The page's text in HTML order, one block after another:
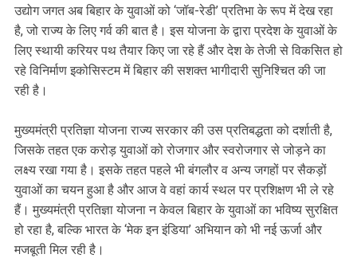
उद्योग जगत अब बिहार के युवाओं को ‘जॉब-रेडी’ प्रतिभा के रूप में देख रहा
है, जो राज्य के लिए गर्व की बात है। इस योजना के द्वारा प्रदेश के युवाओं के
लिए स्थायी करियर पथ तैयार किए जा रहे हैं और देश के तेजी से विकसित हो
रहे विनिर्माण इकोसिस्टम में बिहार की सशक्त भागीदारी सुनिश्चित की जा
रही है।
मुख्यमंत्री प्रतिज्ञा योजना राज्य सरकार की उस प्रतिबद्धता को दर्शाती है,
जिसके तहत एक करोड़ युवाओं को रोजगार और स्वरोजगार से जोड़ने का
लक्ष्य रखा गया है। इसके तहत पहले भी बंगलौर व अन्य जगहों पर सैकड़ों
युवाओं का चयन हुआ है और आज वे वहां कार्य स्थल पर प्रशिक्षण भी ले रहे
हैं। मुख्यमंत्री प्रतिज्ञा योजना न केवल बिहार के युवाओं का भविष्य सुरक्षित
हो रहा है, बल्कि भारत के ‘मेक इन इंडिया’ अभियान को भी नई ऊर्जा और
मजबूती मिल रही है।